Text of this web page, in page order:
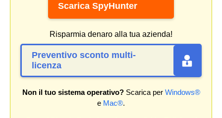
Scarica SpyHunter
Risparmia denaro alla tua azienda!
Preventivo sconto multi-
licenza
Non il tuo sistema operativo?Scarica per Windows®
e Mac®.